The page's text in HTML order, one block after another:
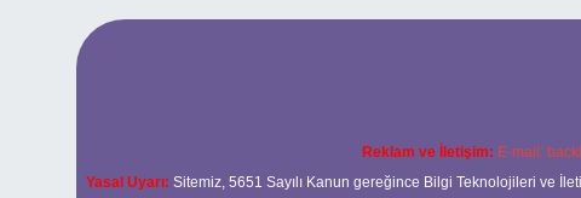
Reklam ve İletişim: E-mail:
Yasal Uyarı: Sitemiz, 5651 Sayılı Kanun gereğince Bilgi Teknolojileri ve